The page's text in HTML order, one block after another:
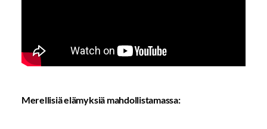
Merellisiä elämyksiä mahdollistamassa: